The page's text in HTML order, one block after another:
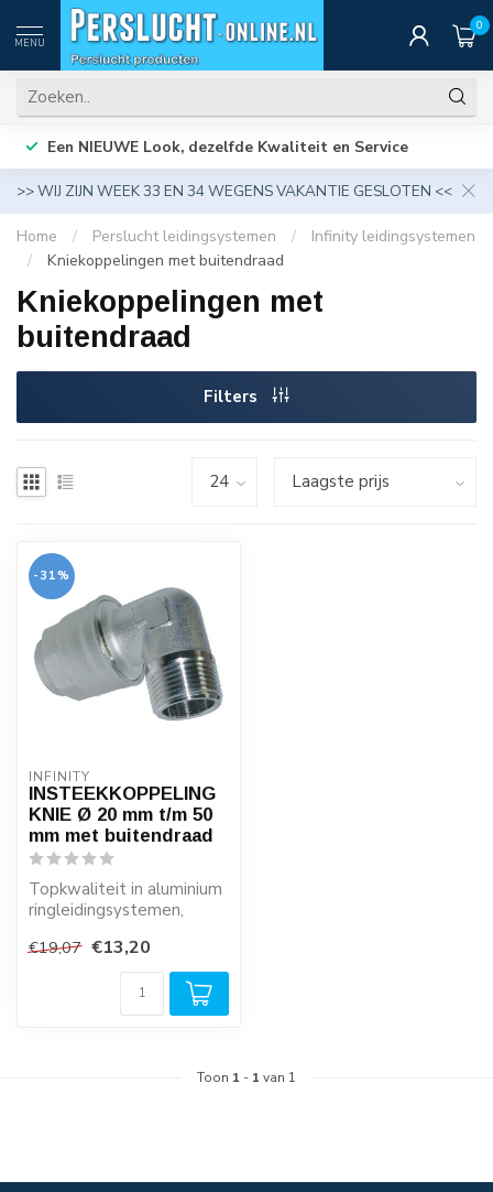
MENU
0
Een NIEUWE Look, dezelfde Kwaliteit en Service
>> WIJ ZIJN WEEK 33 EN 34 WEGENS VAKANTIE GESLOTEN <<
Home / Perslucht leidingsystemen /
Infinity leidingsystemen
/
Kniekoppelingen met buitendraad
Kniekoppelingen met
buitendraad
Filters
-31%
INFINITY
INSTEEKKOPPELING
KNIE Ø 20 mm t/m 50
mm met buitendraad
Topkwaliteit in aluminium
ringleidingsystemen,
systeem met w...
€19,07 €13,20
Toon 1 - 1 van 1